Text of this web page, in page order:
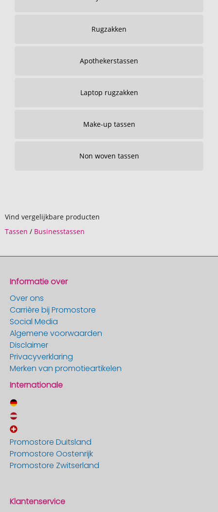
Rugzakken
Apothekerstassen
Laptop rugzakken
Make-up tassen
Non woven tassen
Vind vergelijkbare producten
Tassen / Businesstassen
Informatie over
Over ons
Carrière bij Promostore
Social Media
Algemene voorwaarden
Disclaimer
Privacyverklaring
Merken van promotieartikelen
Internationale
Promostore Duitsland
Promostore Oostenrijk
Promostore Zwitserland
Klantenservice